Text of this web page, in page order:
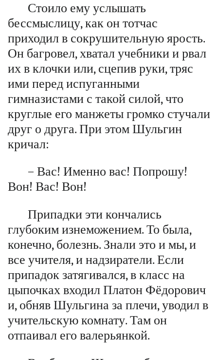
Стоило ему услышать
бессмыслицу, как он тотчас
приходил в сокрушительную ярость.
Он багровел, хватал учебники и рвал
их в клочки или, сцепив руки, тряс
ими перед испуганными
гимназистами с такой силой, что
круглые его манжеты громко стучали
друг о друга. При этом Шульгин
кричал:
– Вас! Именно вас! Попрошу!
Вон! Вас! Вон!
Припадки эти кончались
глубоким изнеможением. То была,
конечно, болезнь. Знали это и мы, и
все учителя, и надзиратели. Если
припадок затягивался, в класс на
цыпочках входил Платон Фёдорович
и, обняв Шульгина за плечи, уводил в
учительскую комнату. Там он
отпаивал его валерьянкой.